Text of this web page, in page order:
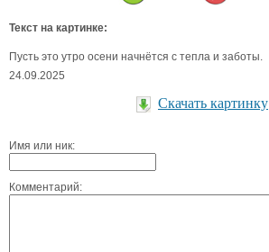
Текст на картинке:
Пусть это утро осени начнётся с тепла и заботы.
24.09.2025
Скачать картинку
Имя или ник:
Комментарий: